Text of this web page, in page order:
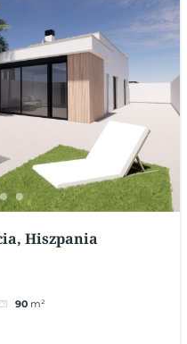
Hiszpania
90 m²